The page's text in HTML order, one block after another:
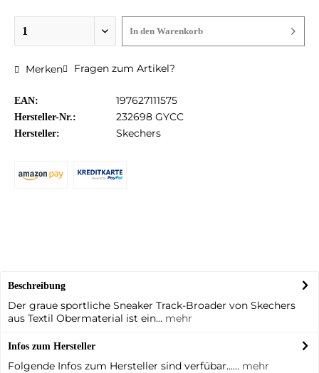
In den Warenkorb
Merken Fragen zum Artikel?
EAN: 197627111575
Hersteller-Nr.: 232698 GYCC
Hersteller: Skechers
Beschreibung
Der graue sportliche Sneaker Track-Broader von Skechers
aus Textil Obermaterial ist ein... mehr
Infos zum Hersteller
Folgende Infos zum Hersteller sind verfübar...... mehr